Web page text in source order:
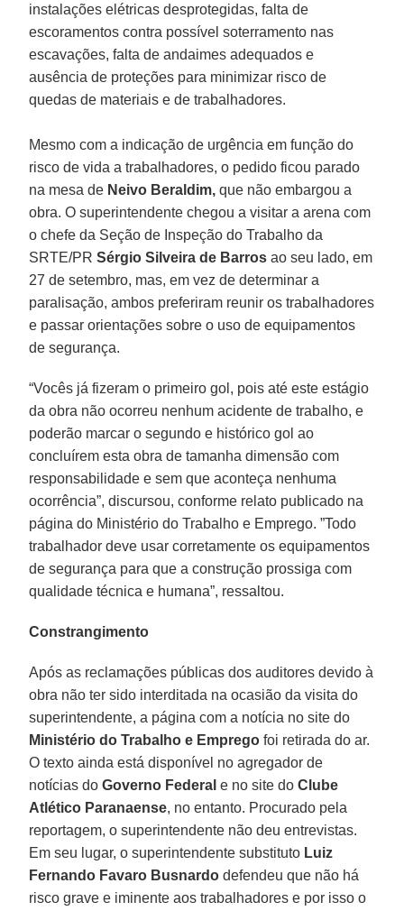
instalações elétricas desprotegidas, falta de
escoramentos contra possível soterramento nas
escavações, falta de andaimes adequados e
ausência de proteções para minimizar risco de
quedas de materiais e de trabalhadores.
Mesmo com a indicação de urgência em função do
risco de vida a trabalhadores, o pedido ficou parado
na mesa de Neivo Beraldim, que não embargou a
obra. O superintendente chegou a visitar a arena com
o chefe da Seção de Inspeção do Trabalho da
SRTE/PRSérgio Silveira de Barros ao seu lado, em
27 de setembro, mas, em vez de determinar a
paralisação, ambos preferiram reunir os trabalhadores
e passar orientações sobre o uso de equipamentos
de segurança.
“Vocês já fizeram o primeiro gol, pois até este estágio
da obra não ocorreu nenhum acidente de trabalho, e
poderão marcar o segundo e histórico gol ao
concluírem esta obra de tamanha dimensão com
responsabilidade e sem que aconteça nenhuma
ocorrência”, discursou, conforme relato publicado na
página do Ministério do Trabalho e Emprego. ”Todo
trabalhador deve usar corretamente os equipamentos
de segurança para que a construção prossiga com
qualidade técnica e humana”, ressaltou.
Constrangimento
Após as reclamações públicas dos auditores devido à
obra não ter sido interditada na ocasião da visita do
superintendente, a página com a notícia no site do
Ministério do Trabalho e Emprego foi retirada do ar.
O texto ainda está disponível no agregador de
notícias doGoverno Federal e no site doClube
Atlético Paranaense, no entanto. Procurado pela
reportagem, o superintendente não deu entrevistas.
Em seu lugar, o superintendente substituto Luiz
Fernando Favaro Busnardo defendeu que não há
risco grave e iminente aos trabalhadores e por isso o